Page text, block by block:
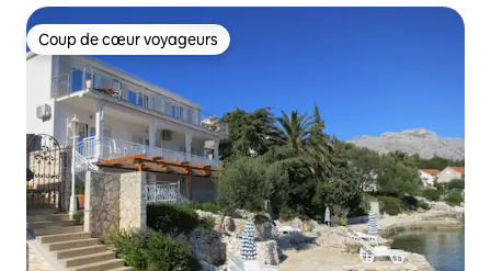
Coup de cœur voyageurs
Coup de cœur voyageurs